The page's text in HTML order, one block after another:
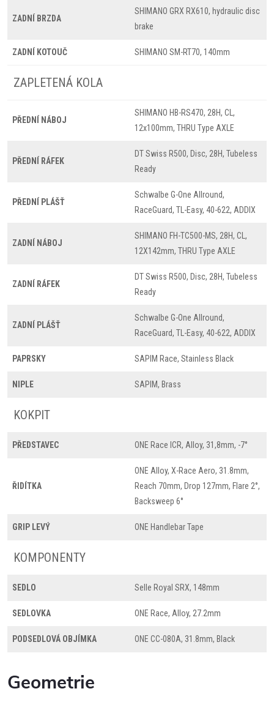
ZADNÍ BRZDA
SHIMANO GRX RX610, hydraulic disc
brake
ZADNÍ KOTOUČ SHIMANO SM-RT70, 140mm
ZAPLETENÁ KOLA
PŘEDNÍ NÁBOJ
SHIMANO HB-RS470, 28H, CL,
12x100mm, THRU Type AXLE
PŘEDNÍ RÁFEK
DT Swiss R500, Disc, 28H, Tubeless
Ready
PŘEDNÍ PLÁŠŤ
Schwalbe G-One Allround,
RaceGuard, TL-Easy, 40-622, ADDIX
ZADNÍ NÁBOJ
SHIMANO FH-TC500-MS, 28H, CL,
12X142mm, THRU Type AXLE
ZADNÍ RÁFEK
DT Swiss R500, Disc, 28H, Tubeless
Ready
ZADNÍ PLÁŠŤ
Schwalbe G-One Allround,
RaceGuard, TL-Easy, 40-622, ADDIX
PAPRSKY SAPIM Race, Stainless Black
NIPLE SAPIM, Brass
KOKPIT
PŘEDSTAVEC ONE Race ICR, Alloy, 31,8mm, -7°
ŘIDÍTKA
ONE Alloy, X-Race Aero, 31.8mm,
Reach 70mm, Drop 127mm, Flare 2°,
Backsweep 6°
GRIP LEVÝ ONE Handlebar Tape
KOMPONENTY
SEDLO Selle Royal SRX, 148mm
SEDLOVKA ONE Race, Alloy, 27.2mm
PODSEDLOVÁ OBJÍMKA ONE CC-080A, 31.8mm, Black
Geometrie